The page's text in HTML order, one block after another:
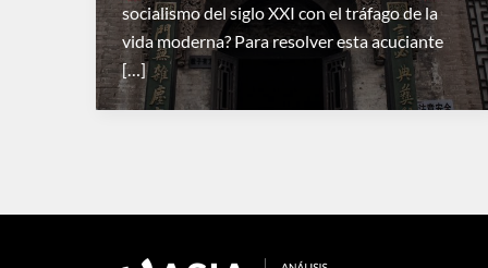
socialismo del siglo XXI con el tráfago de la
vida moderna? Para resolver esta acuciante
[…]